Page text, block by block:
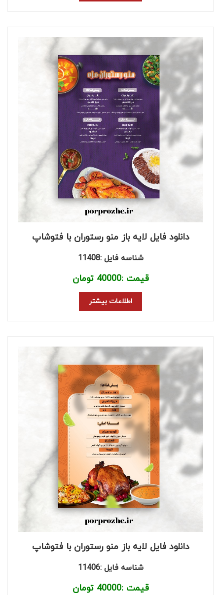
دانلود فایل لایه باز منو رستوران با فتوشاپ
شناسه فایل :11408
قیمت :40000 تومان
اطلاعات بیشتر
دانلود فایل لایه باز منو رستوران با فتوشاپ
شناسه فایل :11406
قیمت :40000 تومان